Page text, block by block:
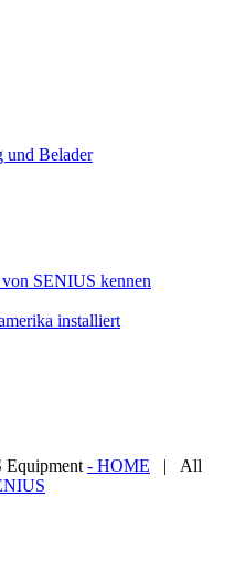
und Belader
SENIUS kennen
installiert
- HOME | All